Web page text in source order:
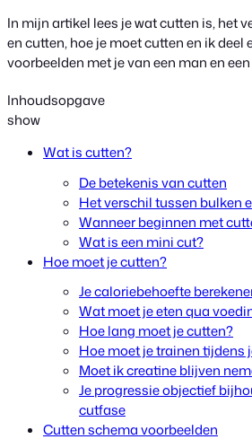
In mijn artikel lees je wat cutten is, het
en cutten, hoe je moet cutten en ik deel
voorbeelden met je van een man en
Inhoudsopgave
show
Wat is cutten?
De betekenis van cutten
Het verschil tussen bulken
Wanneer beginnen met
Wat is een mini cut?
Hoe moet je cutten?
Je caloriebehoefte
Wat moet je eten qua
Hoe lang moet je cutten?
Hoe moet je trainen tijdens
Moet ik creatine blijven
Je progressie objectief
cutfase
Cutten schema voorbeelden